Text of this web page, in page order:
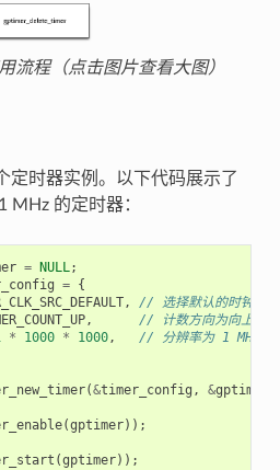
流程（点击图片查看大图）
定时器实例。以下代码展示了
MHz 的定时器：
= NULL;
= {
,
// 选择默认的时钟源
,
// 计数方向为向上计数
* 1000 * 1000,
// 分辨率为 1 MHz，
(&timer_config , &gptimer
(gptimer));
(gptimer));